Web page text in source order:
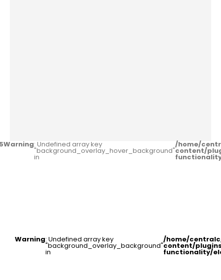
Warning: Undefined array key
"background_overlay_hover_background"
in
/home/
content/
Warning: Undefined array key
"background_overlay_background"
in
/home/
content/
functionality/